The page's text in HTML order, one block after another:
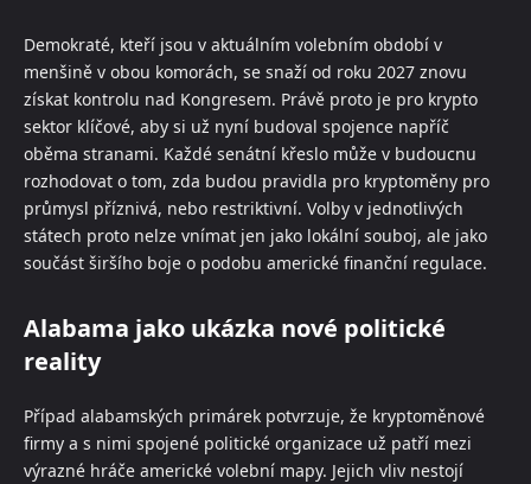
Demokraté, kteří jsou v aktuálním volebním období v
menšině v obou komorách, se snaží od roku 2027 znovu
získat kontrolu nad Kongresem. Právě proto je pro krypto
sektor klíčové, aby si už nyní budoval spojence napříč
oběma stranami. Každé senátní křeslo může v budoucnu
rozhodovat o tom, zda budou pravidla pro kryptoměny pro
průmysl příznivá, nebo restriktivní. Volby v jednotlivých
státech proto nelze vnímat jen jako lokální souboj, ale jako
součást širšího boje o podobu americké finanční regulace.
Alabama jako ukázka nové politické
reality
Případ alabamských primárek potvrzuje, že kryptoměnové
firmy a s nimi spojené politické organizace už patří mezi
výrazné hráče americké volební mapy. Jejich vliv nestojí